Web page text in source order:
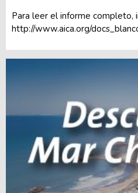
Para leer el informe completo,
http://www.aica.org/